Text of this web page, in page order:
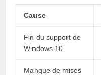
Cause
Fin du support de
Windows 10
Manque de mises